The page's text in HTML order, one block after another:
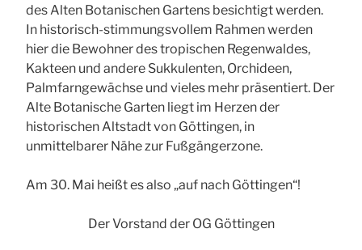
des Alten Botanischen Gartens besichtigt werden.
In historisch-stimmungsvollem Rahmen werden
hier die Bewohner des tropischen Regenwaldes,
Kakteen und andere Sukkulenten, Orchideen,
Palmfarngewächse und vieles mehr präsentiert. Der
Alte Botanische Garten liegt im Herzen der
historischen Altstadt von Göttingen, in
unmittelbarer Nähe zur Fußgängerzone.
Am 30. Mai heißt es also „auf nach Göttingen“!
Der Vorstand der OG Göttingen